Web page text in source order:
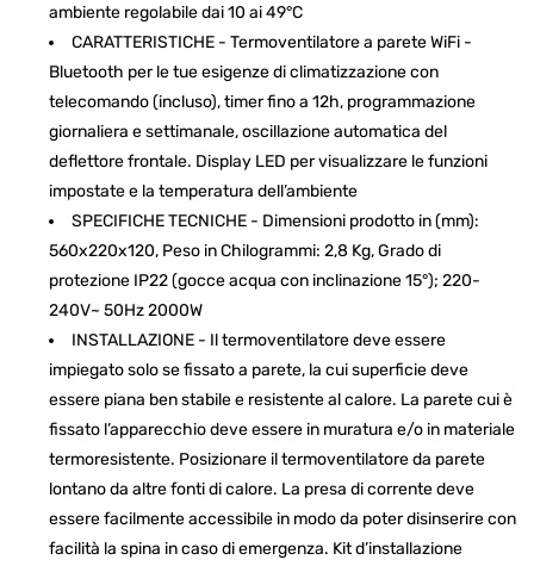
ambiente regolabile dai 10 ai 49°C
CARATTERISTICHE - Termoventilatore a parete WiFi -
Bluetooth per le tue esigenze di climatizzazione con
telecomando (incluso), timer fino a 12h, programmazione
giornaliera e settimanale, oscillazione automatica del
deflettore frontale. Display LED per visualizzare le funzioni
impostate e la temperatura dell’ambiente
SPECIFICHE TECNICHE - Dimensioni prodotto in (mm):
560x220x120, Peso in Chilogrammi: 2,8 Kg, Grado di
protezione IP22 (gocce acqua con inclinazione 15°); 220-
240V~ 50Hz 2000W
INSTALLAZIONE - Il termoventilatore deve essere
impiegato solo se fissato a parete, la cui superficie deve
essere piana ben stabile e resistente al calore. La parete cui è
fissato l’apparecchio deve essere in muratura e/o in materiale
termoresistente. Posizionare il termoventilatore da parete
lontano da altre fonti di calore. La presa di corrente deve
essere facilmente accessibile in modo da poter disinserire con
facilità la spina in caso di emergenza. Kit d’installazione